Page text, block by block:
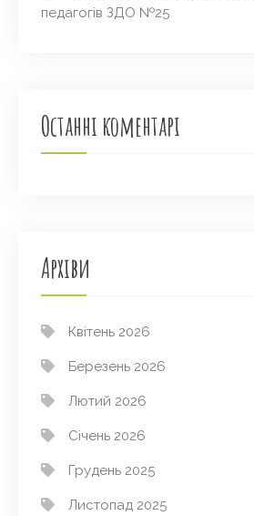
педагогів ЗДО №25
Останні коментарі
Архіви
Квітень 2026
Березень 2026
Лютий 2026
Січень 2026
Грудень 2025
Листопад 2025